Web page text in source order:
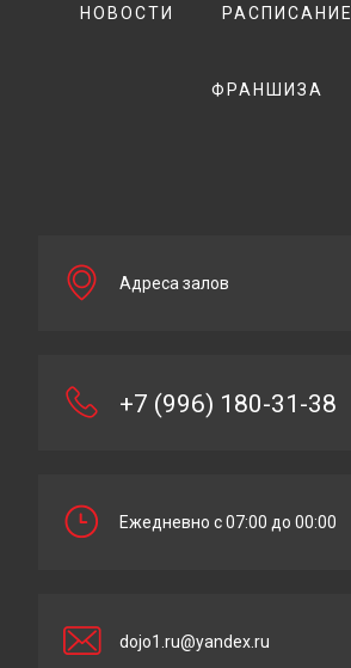
НОВОСТИ РАСПИСАНИЕ
ФРАНШИЗА
Адреса залов
+7 (996) 180-31-38
Ежедневно с 07:00 до 00:00
dojo1.ru@yandex.ru